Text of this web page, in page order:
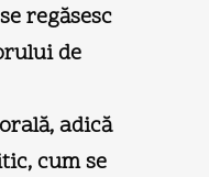
regăsesc
de
adică
cum se